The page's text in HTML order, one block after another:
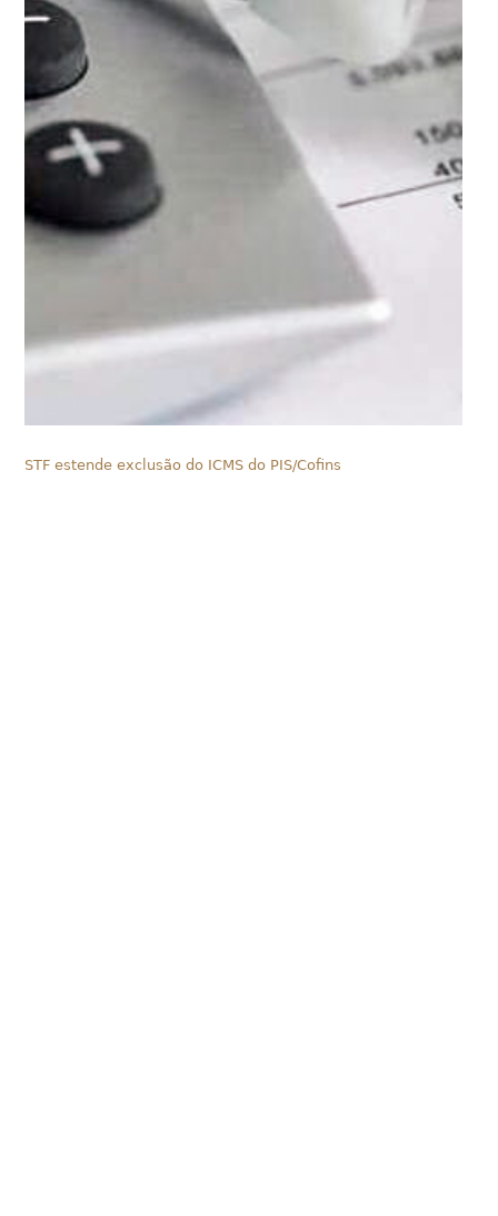
STF estende exclusão do ICMS do PIS/Cofins